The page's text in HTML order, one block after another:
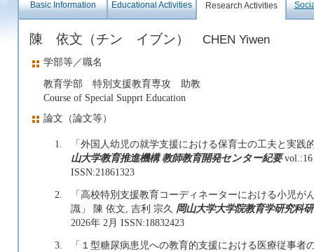
Basic Information Educational Activities Research Activities
陳 依文（チン イブン） CHEN Yiwen
学部等／職名
教育学部 特別支援教育専攻 助教
Course of Special Supprt Education
論文（論文等）
1.
「外国人幼児の就学支援における保育士の工夫と実
山大学教育推進機構 教師教育開発センター紀要vol.:16
ISSN:21861323
2.
「高校特別支援教育コーディネーターにおける小児
識」 陳 依文, 吉利 宗久 岡山大学大学院教育学研究科
2026年 2月 ISSN:18832423
3.
「１型糖尿病患児への教育的支援における医療従事